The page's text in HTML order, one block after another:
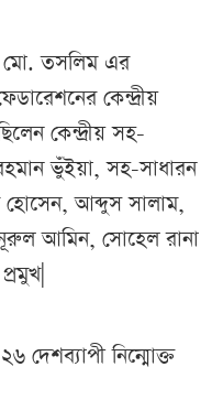
মো. তসলিম এর
কেন্দ্রীয়
কেন্দ্রীয় সহ-
ভুঁইয়া, সহ-সাধারন
আব্দুস সালাম,
আমিন, সোহেল রানা
নিন্মোক্ত